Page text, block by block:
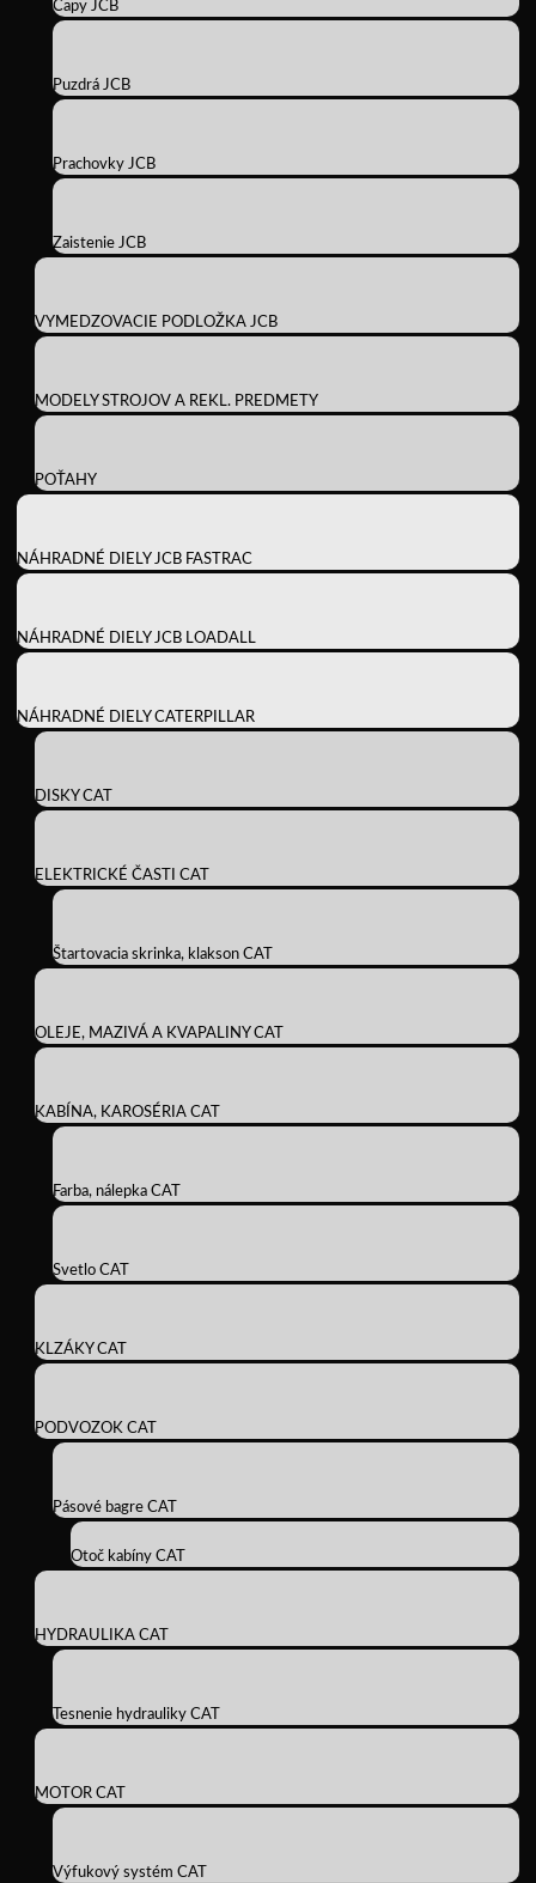
Čapy JCB
Puzdrá JCB
Prachovky JCB
Zaistenie JCB
VYMEDZOVACIE PODLOŽKA JCB
MODELY STROJOV A REKL. PREDMETY
POŤAHY
NÁHRADNÉ DIELY JCB FASTRAC
NÁHRADNÉ DIELY JCB LOADALL
NÁHRADNÉ DIELY CATERPILLAR
DISKY CAT
ELEKTRICKÉ ČASTI CAT
Štartovacia skrinka, klakson CAT
OLEJE, MAZIVÁ A KVAPALINY CAT
KABÍNA, KAROSÉRIA CAT
Farba, nálepka CAT
Svetlo CAT
KLZÁKY CAT
PODVOZOK CAT
Pásové bagre CAT
Otoč kabíny CAT
HYDRAULIKA CAT
Tesnenie hydrauliky CAT
MOTOR CAT
Výfukový systém CAT